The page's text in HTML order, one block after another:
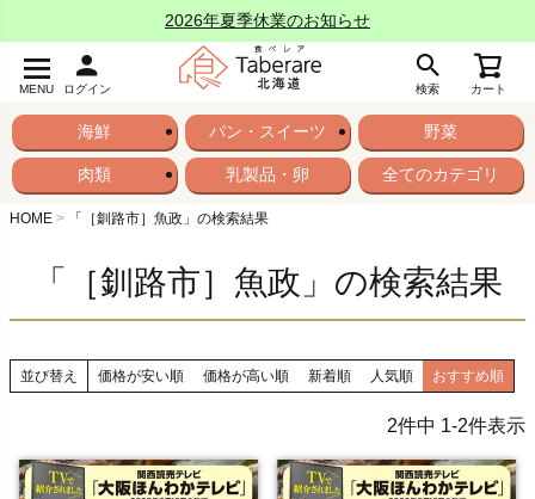
2026年夏季休業のお知らせ
MENU ログイン 検索 カート
海鮮 パン・スイーツ 野菜
肉類 乳製品・卵 全てのカテゴリ
HOME 「［釧路市］魚政」の検索結果
「［釧路市］魚政」の検索結果
並び替え 価格が安い順 価格が高い順 新着順 人気順 おすすめ順
2件中 1-2件表示